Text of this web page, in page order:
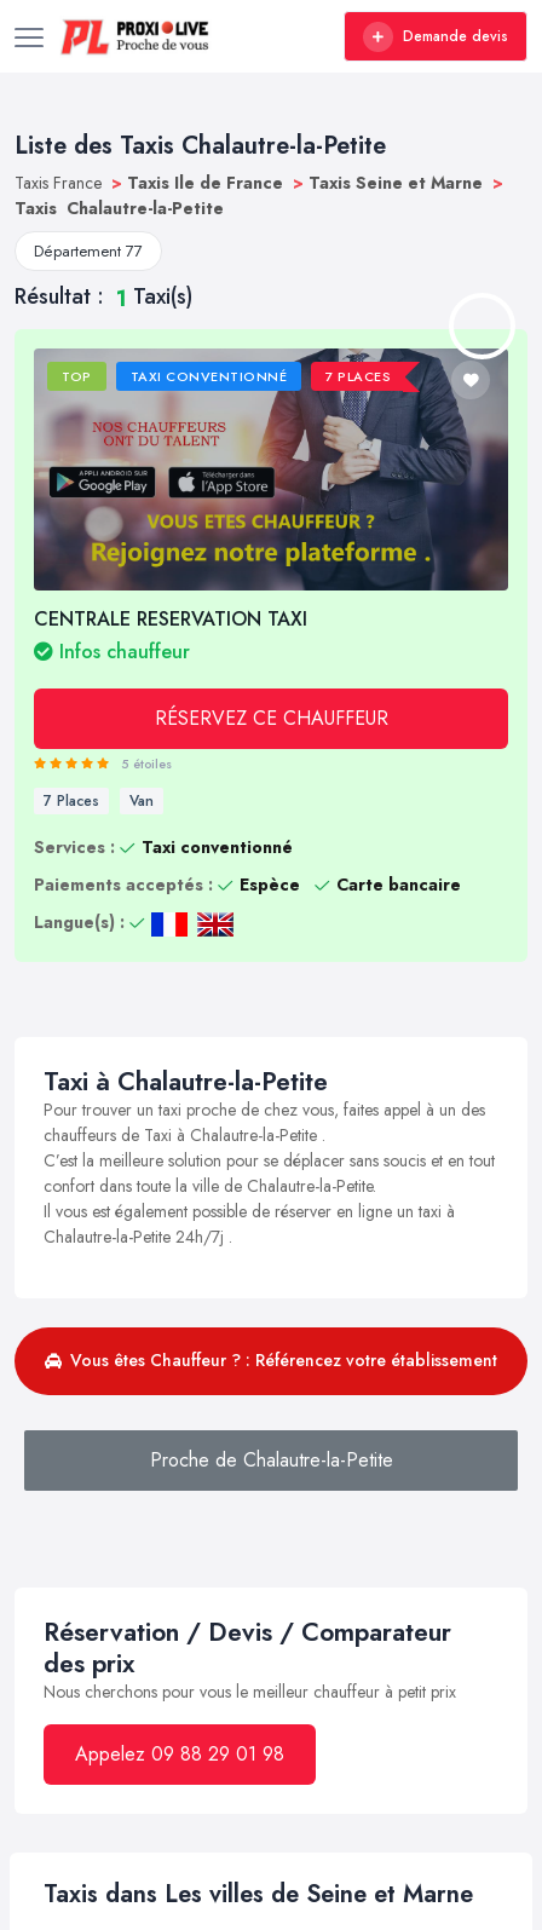
Demande devis
Liste des Taxis Chalautre-la-Petite
Taxis France > Taxis Ile de France > Taxis Seine et Marne >
Taxis Chalautre-la-Petite
Département 77
Résultat : 1 Taxi(s)
TOP TAXI CONVENTIONNÉ 7 PLACES
CENTRALE RESERVATION TAXI
Infos chauffeur
RÉSERVEZ CE CHAUFFEUR
5 étoiles
7 Places Van
Services :
Taxi conventionné
Paiements acceptés :
Espèce
Carte bancaire
Langue(s) :
Taxi à Chalautre-la-Petite
Pour trouver un taxi proche de chez vous, faites appel à un des
chauffeurs de Taxi à Chalautre-la-Petite .
C’est la meilleure solution pour se déplacer sans soucis et en tout
confort dans toute la ville de Chalautre-la-Petite.
Il vous est également possible de réserver en ligne un taxi à
Chalautre-la-Petite 24h/7j .
Vous êtes Chauffeur ? : Référencez votre établissement
Proche de Chalautre-la-Petite
Réservation / Devis / Comparateur
des prix
Nous cherchons pour vous le meilleur chauffeur à petit prix
Appelez 09 88 29 01 98
Taxis dans Les villes de Seine et Marne